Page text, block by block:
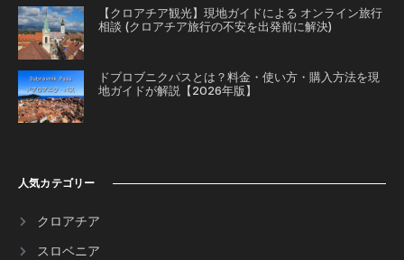
【クロアチア観光】現地ガイドによる オンライン旅行
相談 (クロアチア旅行の不安を出発前に解決)
ドブロブニクパスとは？料金・使い方・購入方法を現
地ガイドが解説【2026年版】
人気カテゴリー
クロアチア
スロベニア